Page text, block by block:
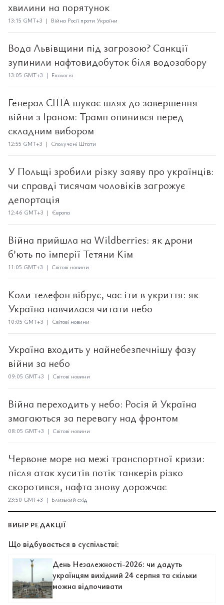
хвилини на порятунок
13:15 GMT+3 | Війна Росії проти України
Вода Львівщини під загрозою? Санкції
зупинили нафтовидобуток біля водозабору
13:05 GMT+3 | Екологія
Генерал США шукає шлях до завершення
війни з Іраном: Трамп опинився перед
складним вибором
12:55 GMT+3 | Сполучені Штати
У Польщі зробили різку заяву про українців:
чи справді тисячам чоловіків загрожує
депортація
12:46 GMT+3 | Європа
Війна прийшла на Wildberries: як дрони
б’ють по імперії Тетяни Кім
11:05 GMT+3 | Світові новини
Коли телефон вібрує, час іти в укриття: як
Україна навчилася читати небо
10:05 GMT+3 | Світові новини
Україна входить у найнебезпечнішу фазу
війни за небо
09:05 GMT+3 | Світові новини
Війна переходить у небо: Росія й Україна
змагаються за перевагу над фронтом
08:05 GMT+3 | Світові новини
Червоне море на межі транспортної кризи:
після атак хуситів потік танкерів різко
скоротився, нафта знову дорожчає
23:50 GMT+3 | Близький схід
ВИБІР РЕДАКЦІЇ
Що відбувається в суспільстві:
День Незалежності-2026: чи дадуть
українцям вихідний 24 серпня та скільки
можна відпочивати